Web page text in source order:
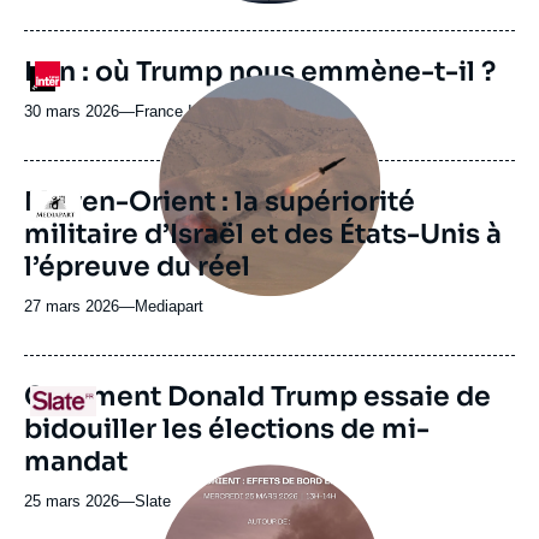
Logo
Iran : où Trump nous emmène-t-il ?
30 mars 2026—Nom
journal,
revue
ou
émission
France Inter
Logo
Image
principale
médiatique
Moyen-Orient : la supériorité
militaire d’Israël et des États-Unis à
l’épreuve du réel
27 mars 2026—Nom
journal,
ou
émission
Mediapart
Logo
URL
de
Spotify
Comment Donald Trump essaie de
bidouiller les élections de mi-
mandat
25 mars 2026—Nom
Slateprincipale
médiatique